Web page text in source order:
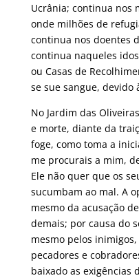
Ucrânia; continua nos
onde milhões de
continua nos doentes
continua naqueles
ou Casas de
se sue sangue, devido
No Jardim das
e morte, diante da
foge, como toma a
me procurais a mim,
Ele não quer que os
sucumbam ao mal. A
mesmo da acusação
demais; por causa do
mesmo pelos
pecadores e
baixado as exigências